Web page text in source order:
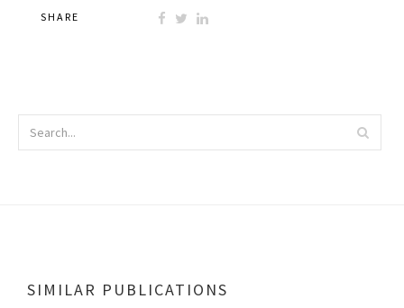
SHARE
SIMILAR PUBLICATIONS